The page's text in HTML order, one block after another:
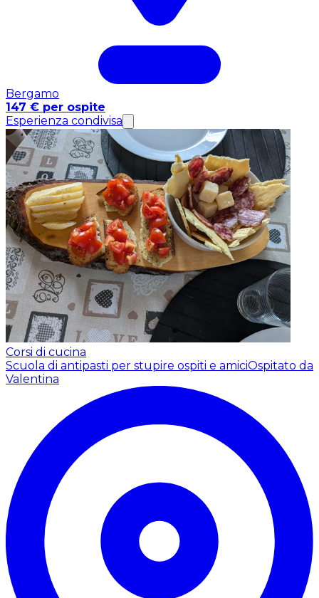
Bergamo
147 € per ospite
Esperienza condivisa
Corsi di cucina
Scuola di antipasti per stupire ospiti e amiciOspitato da
Valentina